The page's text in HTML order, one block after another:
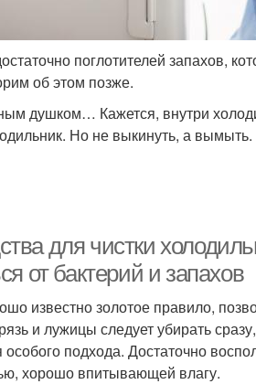
поглотителей запахов,
об этом позже.
душком… Кажется, внутри
Но не выкинуть, а вымыть.
для чистки
от бактерий и запахов
известно золотое правило,
и лужицы следует убирать
особого подхода. Достаточно
хорошо впитывающей влагу.